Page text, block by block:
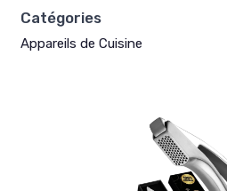
Catégories
Appareils de Cuisine